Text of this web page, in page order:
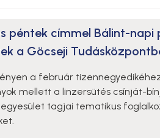
péntek címmel Bálint-napi
a Göcseji
a február
mellett a linzersütés csínját-
tagjai tematikus